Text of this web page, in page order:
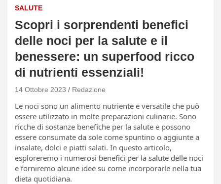
SALUTE
Scopri i sorprendenti benefici
delle noci per la salute e il
benessere: un superfood ricco
di nutrienti essenziali!
14 Ottobre 2023 Redazione
Le noci sono un alimento nutriente e versatile che può
essere utilizzato in molte preparazioni culinarie. Sono
ricche di sostanze benefiche per la salute e possono
essere consumate da sole come spuntino o aggiunte a
insalate, dolci e piatti salati. In questo articolo,
esploreremo i numerosi benefici per la salute delle noci
e forniremo alcune idee su come incorporarle nella tua
dieta quotidiana.